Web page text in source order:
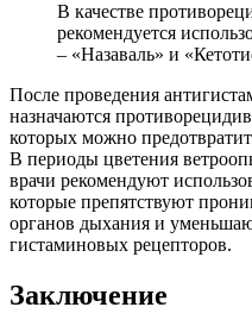
В качестве
рекомендуется
– «Назаваль» и
После проведения
назначаются
которых можно
В периоды цветения
врачи рекомендуют
которые препятствуют
органов дыхания и
гистаминовых рецепторов.
Заключение